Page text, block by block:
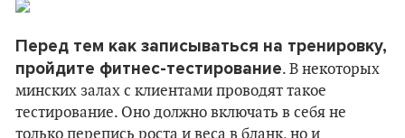
Перед тем как записываться на тренировку,
пройдите фитнес-тестирование. В некоторых
минских залах с клиентами проводят такое
тестирование. Оно должно включать в себя не
только перепись роста и веса в бланк, но и